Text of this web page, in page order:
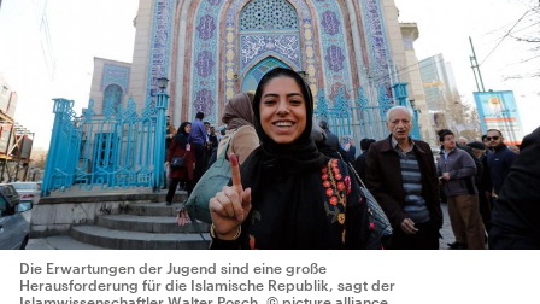
Die Erwartungen der Jugend sind eine große
Herausforderung für die Islamische Republik, sagt der